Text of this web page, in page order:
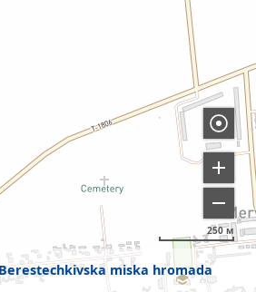
miska hromada
250 м